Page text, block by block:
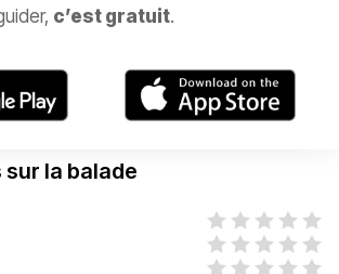
c’est gratuit.
la balade